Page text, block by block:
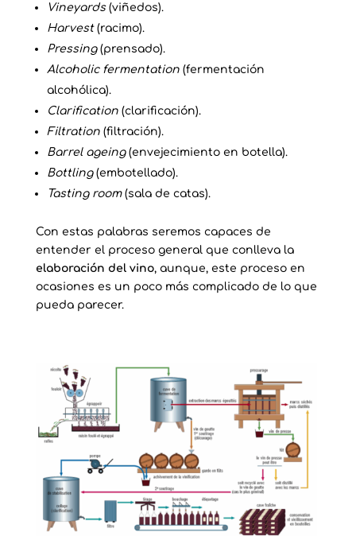
Vineyards(viñedos).
Harvest(racimo).
Pressing(prensado).
Alcoholic fermentation(fermentación
alcohólica).
Clarification(clarificación).
Filtration(filtración).
Barrel ageing(envejecimiento en botella).
Bottling(embotellado).
Tasting room(sala de catas).
Con estas palabras seremos capaces de
entender el proceso general que conlleva la
elaboración del vino, aunque, este proceso en
ocasiones es un poco más complicado de lo que
pueda parecer.